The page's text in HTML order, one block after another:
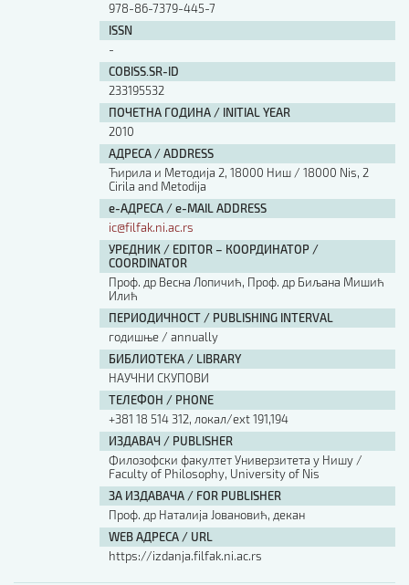
978-86-7379-445-7
ISSN
-
COBISS.SR-ID
233195532
ПОЧЕТНА ГОДИНА / INITIAL YEAR
2010
АДРЕСА / ADDRESS
Ћирила и Методија 2, 18000 Ниш / 18000 Nis, 2
Cirila and Metodija
е-АДРЕСА / e-MAIL ADDRESS
ic@filfak.ni.ac.rs
УРЕДНИК / EDITOR – КООРДИНАТОР /
COORDINATOR
Проф. др Весна Лопичић, Проф. др Биљана Мишић
Илић
ПЕРИОДИЧНОСТ / PUBLISHING INTERVAL
годишње / annually
БИБЛИОТЕКА / LIBRARY
НАУЧНИ СКУПОВИ
ТЕЛЕФОН / PHONE
+381 18 514 312, локал/ext 191,194
ИЗДАВАЧ / PUBLISHER
Филозофски факултет Универзитета у Нишу /
Faculty of Philosophy, University of Nis
ЗА ИЗДАВАЧА / FOR PUBLISHER
Проф. др Наталија Јовановић, декан
WEB АДРЕСА / URL
https://izdanja.filfak.ni.ac.rs